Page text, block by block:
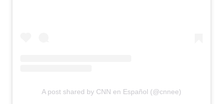
A post shared by CNN en Español (@cnnee)